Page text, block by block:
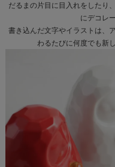
だるまの片目に目入れをしたり
にデコレ
書き込んだ文字やイラストは、
わるたびに何度でも新